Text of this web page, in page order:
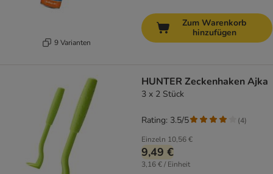
9 Varianten
Zum Warenkorb
hinzufügen
HUNTER Zeckenhaken Ajka
3 x 2 Stück
Einzeln 10,56 €
9,49 €
3,16 € / Einheit
Rating: 3.5/5 (4)